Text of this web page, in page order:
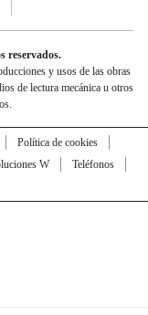
reservados.
y usos de las obras
de lectura mecánica u otros
Política de cookies
W
Teléfonos